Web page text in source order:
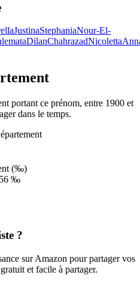
JustinaStephaniaNour-El-
DilanChahrazadNicoletta
portant ce prénom, entre 1900 et
dans le temps.
(‰)
‰
?
sur Amazon pour partager vos
et facile à partager.